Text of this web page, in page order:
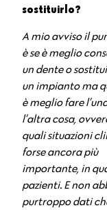
sostituirlo?
A mio avviso il
è se è meglio
un dente o
un impianto ma
è meglio fare
l’altra cosa,
quali situazioni
forse ancora più
importante, in
pazienti. Enon
purtroppodati